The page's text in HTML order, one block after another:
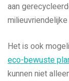
aan
Het is ook
eco-bewuste
kunnen niet